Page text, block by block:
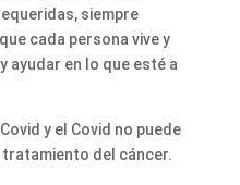
siempre
cada persona vive y
ayudar en lo que esté a
y el Covid no puede
del cáncer.